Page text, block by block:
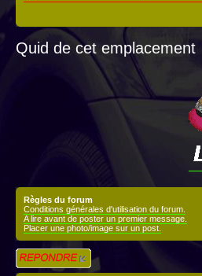
Quid de cet emplacement
Règles du forum
Conditions générales d'utilisation du forum.
A lire avant de poster un premier message.
Placer une photo/image sur un post.
Répondre